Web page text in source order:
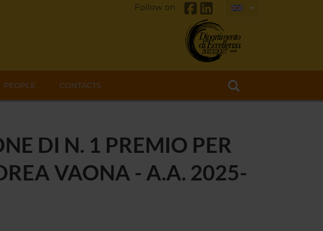
Follow on
PEOPLE CONTACTS
DI N. 1 PREMIO PER
VAONA - A.A. 2025-